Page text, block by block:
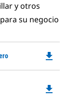
y otros
su negocio
file_download
file_download